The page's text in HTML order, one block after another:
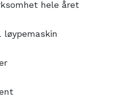
hele året
løypemaskin